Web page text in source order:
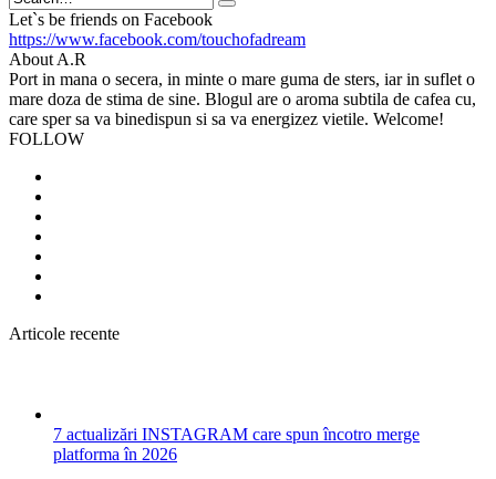
Search
Let`s be friends on Facebook
https://www.facebook.com/touchofadream
About A.R
Port in mana o secera, in minte o mare guma de sters, iar in suflet o
mare doza de stima de sine. Blogul are o aroma subtila de cafea cu,
care sper sa va binedispun si sa va energizez vietile. Welcome!
FOLLOW
Articole recente
7 actualizări INSTAGRAM care spun încotro merge
platforma în 2026